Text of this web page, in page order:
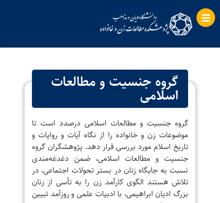
گروه جنسیت و مطالعات
اسلامی
گروه جنسیت و مطالعات اسلامی درصدد است تا
موضوعات زن و خانواده را از نگاه آیات و روایات و
تاریخ اسلام مورد بررسی قرار دهد. پژوهشگران گروه
جنسیت و مطالعات اسلامی،‌ ضمن دغدغه‌مندی
نسبت به جایگاه زنان در بستر تحولات اجتماعی، در
تلاش هستند الگوی کارآمد زن را به تأسی از زنان
بزرگ ادیان ابراهیمی، با ادبیات علمی و روزآمد تبیین